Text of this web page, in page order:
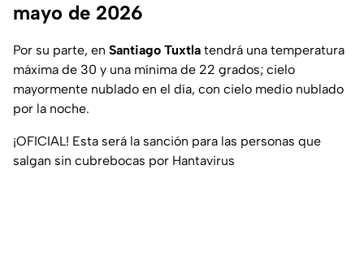
mayo de 2026
Por su parte, en Santiago Tuxtla tendrá una temperatura
máxima de 30 y una mínima de 22 grados; cielo
mayormente nublado en el día, con cielo medio nublado
por la noche.
¡OFICIAL! Esta será la sanción para las personas que
salgan sin cubrebocas por Hantavirus